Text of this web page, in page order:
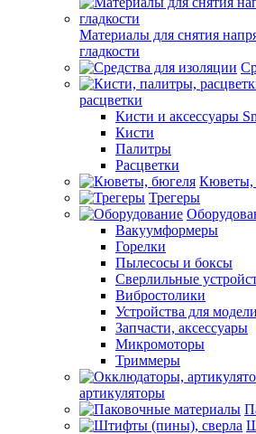
Материалы для снятия
гладкости
расцветки
Кисти и аксессуары
Кисти
Палитры
Расцветки
Кюветы,
Трегеры
Вакуумформеры
Горелки
Пылесосы и боксы
Сверлильные
Вибростолики
Устройства для
Запчасти, аксессуары
Микромоторы
Триммеры
артикуляторы